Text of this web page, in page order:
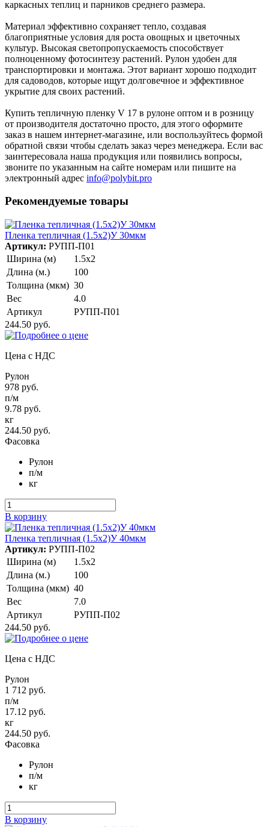
каркасных теплиц и парников среднего размера.
Материал эффективно сохраняет тепло, создавая
благоприятные условия для роста овощных и цветочных
культур. Высокая светопропускаемость способствует
полноценному фотосинтезу растений. Рулон удобен для
транспортировки и монтажа. Этот вариант хорошо подходит
для садоводов, которые ищут долговечное и эффективное
укрытие для своих растений.
Купить тепличную пленку V 17 в рулоне оптом и в розницу
от производителя достаточно просто, для этого оформите
заказ в нашем интернет-магазине, или воспользуйтесь формой
обратной связи чтобы сделать заказ через менеджера. Если вас
заинтересовала наша продукция или появились вопросы,
звоните по указанным на сайте номерам или пишите на
электронный адрес info@polybit.pro
Рекомендуемые товары
Пленка тепличная (1.5х2)У 30мкм
Артикул: РУПП-П01
Ширина (м)
1.5х2
Длина (м.)
100
Толщина (мкм) 30
Вес
4.0
Артикул
РУПП-П01
244.50 руб.
Цена с НДС
Рулон
978 руб.
п/м
9.78 руб.
кг
244.50 руб.
Фасовка
Рулон
п/м
кг
В корзину
Пленка тепличная (1.5х2)У 40мкм
Артикул: РУПП-П02
Ширина (м)
1.5х2
Длина (м.)
100
Толщина (мкм) 40
Вес
7.0
Артикул
РУПП-П02
244.50 руб.
Цена с НДС
Рулон
1 712 руб.
п/м
17.12 руб.
кг
244.50 руб.
Фасовка
Рулон
п/м
кг
В корзину